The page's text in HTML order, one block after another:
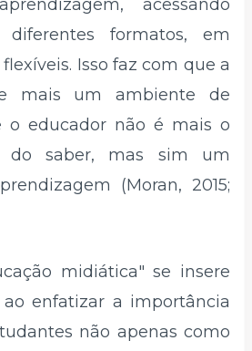
acessando
formatos, em
Isso faz com que a
mais um ambiente de
o educador não é mais o
do saber, mas sim um
(Moran, 2015;
midiática" se insere
ao enfatizar a importância
não apenas como